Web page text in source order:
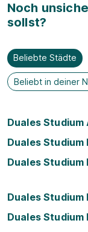
Noch
sollst?
Beliebte Städte
Beliebt in deiner
Duales Studium
Duales Studium
Duales Studium
Duales Studium
Duales Studium